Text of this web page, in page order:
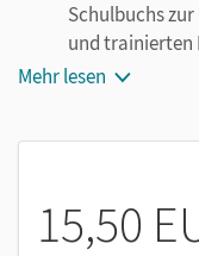
Schulbuchs
und trainierten
writingund
individuell
Material als
Mehr lesen
15,50